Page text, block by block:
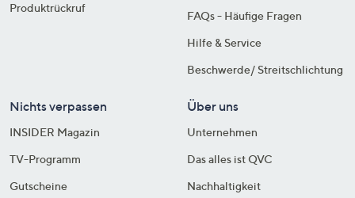
Produktrückruf
FAQs - Häufige Fragen
Hilfe & Service
Beschwerde/ Streitschlichtung
Nichts verpassen
INSIDER Magazin
TV-Programm
Gutscheine
Über uns
Unternehmen
Das alles ist QVC
Nachhaltigkeit